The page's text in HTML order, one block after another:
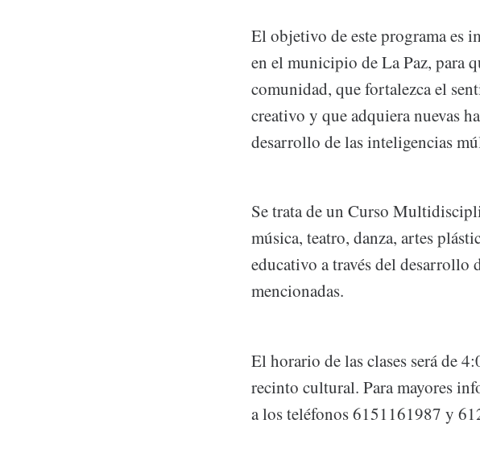
El objetivo de este programa es
en el municipio de La Paz, para
comunidad, que fortalezca el
creativo y que adquiera nuevas
desarrollo de las inteligencias
Se trata de un Curso
música, teatro, danza, artes
educativo a través del desarrollo
mencionadas.
El horario de las clases será de
recinto cultural. Para mayores
a los teléfonos 6151161987 y